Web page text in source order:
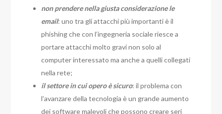
non prendere nella giusta considerazione le
email: uno tra gli attacchi più importanti è il
phishing che con l’ingegneria sociale riesce a
portare attacchi molto gravi non solo al
computer interessato ma anche a quelli collegati
nella rete;
il settore in cui opero è sicuro: il problema con
l’avanzare della tecnologia è un grande aumento
dei software malevoli che possono creare seri